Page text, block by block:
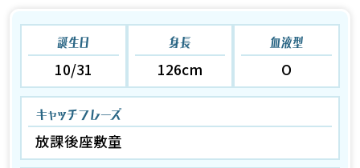
誕生日
10/31
身長
126cm
血液型
O
キャッチフレーズ
放課後座敷童